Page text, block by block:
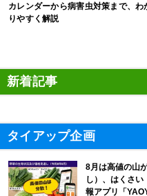
カレンダーから病害虫対策まで、わ
りやすく解説
新着記事
タイアップ企画
8月は高値の山
し）、はくさ
報アプリ「